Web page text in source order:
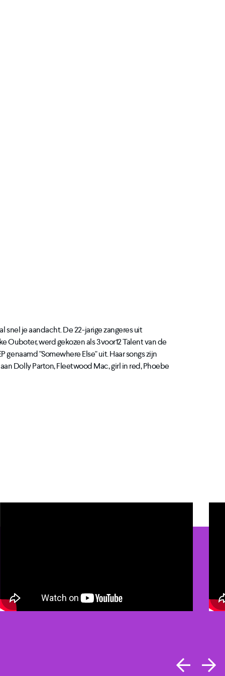
snel je aandacht. De 22-jarige zangeres uit
Ouboter, werd gekozen als 3voor12 Talent van de
"Somewhere Else" uit. Haar songs zijn
Dolly Parton, Fleetwood Mac, girl in red, Phoebe